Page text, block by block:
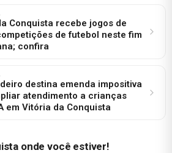
Conquista recebe jogos de
de futebol neste fim
confira
destina emenda impositiva
atendimento a crianças
em Vitória da Conquista
onde você estiver!